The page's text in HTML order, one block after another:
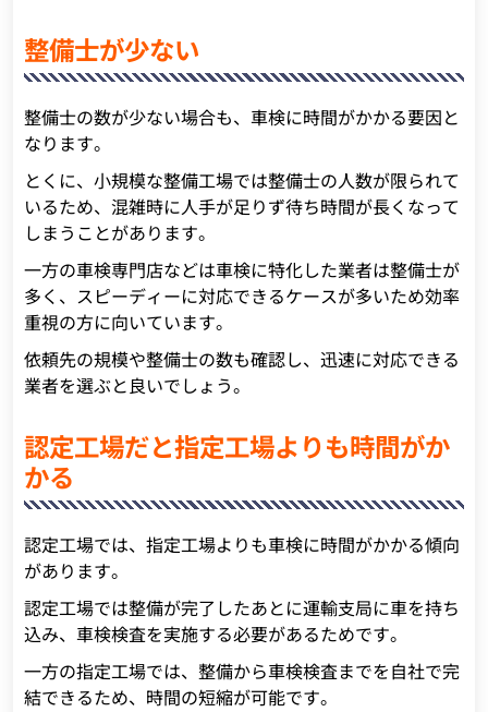
整備士が少ない
整備士の数が少ない場合も、車検に時間がかかる要因と
なります。
とくに、小規模な整備工場では整備士の人数が限られて
いるため、混雑時に人手が足りず待ち時間が長くなって
しまうことがあります。
一方の車検専門店などは車検に特化した業者は整備士が
多く、スピーディーに対応できるケースが多いため効率
重視の方に向いています。
依頼先の規模や整備士の数も確認し、迅速に対応できる
業者を選ぶと良いでしょう。
認定工場だと指定工場よりも時間がか
かる
認定工場では、指定工場よりも車検に時間がかかる傾向
があります。
認定工場では整備が完了したあとに運輸支局に車を持ち
込み、車検検査を実施する必要があるためです。
一方の指定工場では、整備から車検検査までを自社で完
結できるため、時間の短縮が可能です。